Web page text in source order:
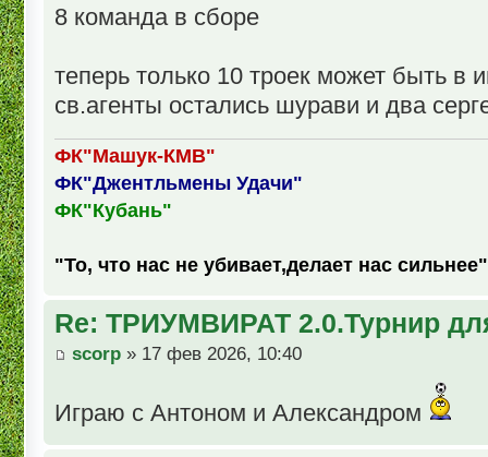
8 команда в сборе
теперь только 10 троек может быть в
св.агенты остались шурави и два
ФК"Машук-КМВ"
ФК"Джентльмены Удачи"
ФК"Кубань"
"То, что нас не убивает,делает нас сильнее"
Re: ТРИУМВИРАТ 2.0.Турнир
scorp » 17 фев 2026, 10:40
Играю с Антоном и Александром